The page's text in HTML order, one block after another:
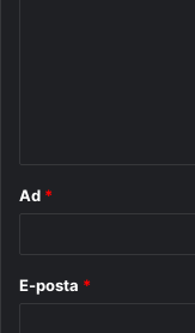
Ad *
E-posta *